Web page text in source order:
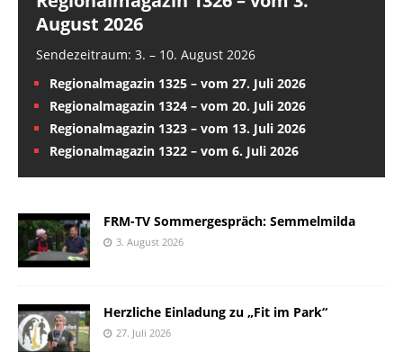
August 2026
Sendezeitraum: 3. – 10. August 2026
Regionalmagazin 1325 – vom 27. Juli 2026
Regionalmagazin 1324 – vom 20. Juli 2026
Regionalmagazin 1323 – vom 13. Juli 2026
Regionalmagazin 1322 – vom 6. Juli 2026
FRM-TV Sommergespräch: Semmelmilda
3. August 2026
Herzliche Einladung zu „Fit im Park“
27. Juli 2026